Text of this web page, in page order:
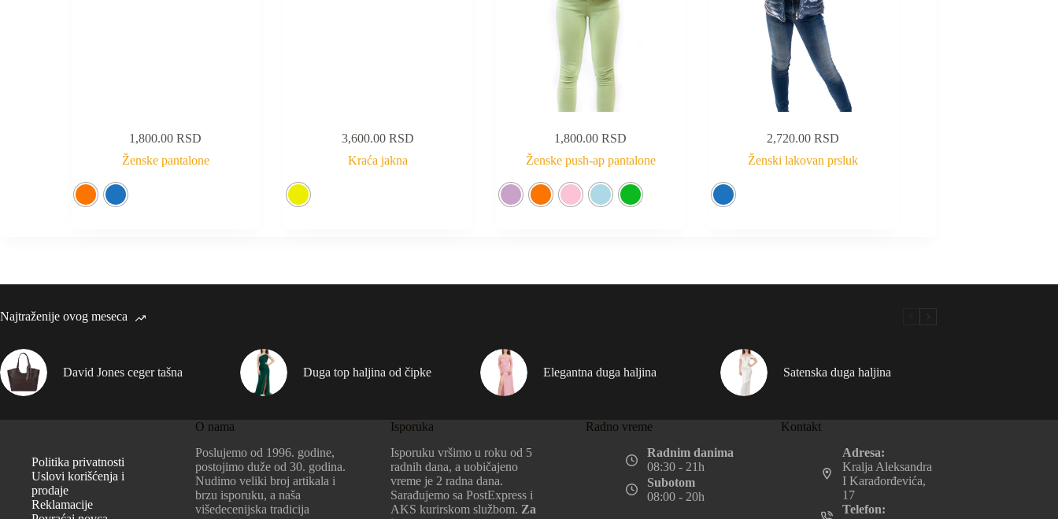
1,800.00 RSD
Ženske pantalone
3,600.00 RSD
Kraća jakna
1,800.00 RSD
Ženske push-ap pantalone
2,720.00 RSD
Ženski lakovan prsluk
Najtraženije ovog meseca
David Jones ceger tašna Duga top haljina od čipke Elegantna duga haljina Satenska duga haljina
Politika privatnosti
Uslovi korišćenja i
prodaje
Reklamacije
O nama
Poslujemo od 1996. godine,
postojimo duže od 30. godina.
Nudimo veliki broj artikala i
brzu isporuku, a naša
višedecenijska tradicija
Isporuka
Isporuku vršimo u roku od 5
radnih dana, a uobičajeno
vreme je 2 radna dana.
Sarađujemo sa PostExpress i
AKS kurirskom službom. Za
Radno vreme
Radnim danima
08:30 - 21h
Subotom
08:00 - 20h
Kontakt
Adresa:
Kralja Aleksandra
I Karađorđevića,
17
Telefon: